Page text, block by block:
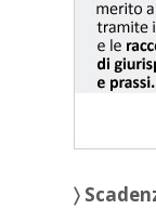
〉